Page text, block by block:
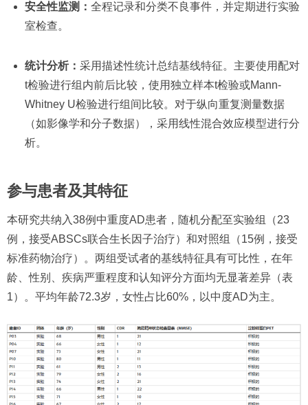
安全性监测： 全程记录和分类不良事件，并定期进行实验
室检查。
统计分析： 采用描述性统计总结基线特征。主要使用配对
t检验进行组内前后比较，使用独立样本t检验或Mann-
Whitney U检验进行组间比较。对于纵向重复测量数据
（如影像学和分子数据），采用线性混合效应模型进行分
析。
参与患者及其特征
本研究共纳入38例中重度AD患者，随机分配至实验组（23
例，接受ABSCs联合生长因子治疗）和对照组（15例，接受
标准药物治疗）。两组受试者的基线特征具有可比性，在年
龄、性别、疾病严重程度和认知评分方面均无显著差异（表
1）。平均年龄72.3岁，女性占比60%，以中度AD为主。